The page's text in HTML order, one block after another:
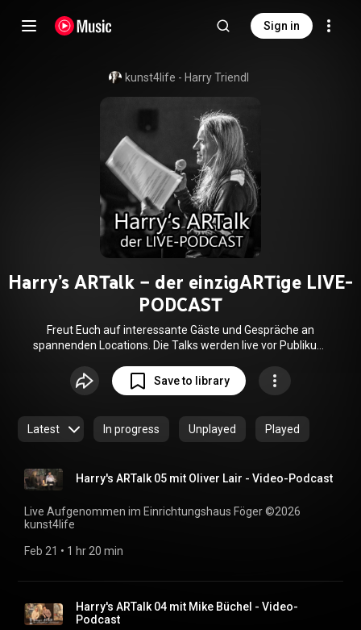
Sign in
kunst4life - Harry Triendl
Harry’s ARTalk – der einzigARTige LIVE-
PODCAST
Freut Euch auf interessante Gäste und Gespräche an
spannenden Locations. Die Talks werden live vor Publikum
Nacherleben hier abrufbar bereit. Alle Termine und Infos
unter
https://www.kunst4life.net/artalk/
Save to library
Latest In progress Unplayed Played
Harry's ARTalk 05 mit Oliver Lair - Video-Podcast
Live Aufgenommen im Einrichtungshaus Föger ©2026
kunst4life
Feb 21 • 1 hr 20 min
Harry's ARTalk 04 mit Mike Büchel - Video-
Podcast